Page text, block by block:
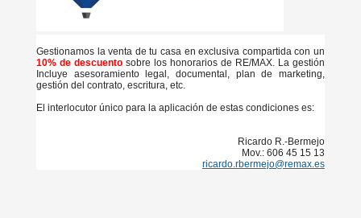
Gestionamos la venta de tu casa en exclusiva compartida con un
10% de descuento sobre los honorarios de RE/MAX. La gestión
Incluye asesoramiento legal, documental, plan de marketing,
gestión del contrato, escritura, etc.
El interlocutor único para la aplicación de estas condiciones es:
Ricardo R.-Bermejo
Mov.: 606 45 15 13
ricardo.rbermejo@remax.es